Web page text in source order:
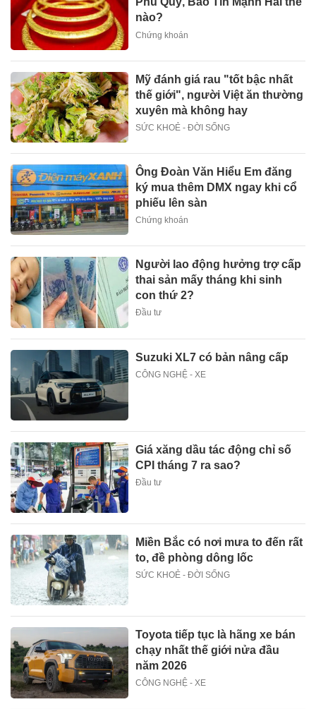
nào?
Chứng khoán
Mỹ đánh giá rau "tốt bậc nhất
thế giới", người Việt ăn thường
xuyên mà không hay
SỨC KHOẺ - ĐỜI SỐNG
Ông Đoàn Văn Hiểu Em đăng
ký mua thêm DMX ngay khi cổ
phiếu lên sàn
Chứng khoán
Người lao động hưởng trợ cấp
thai sản mấy tháng khi sinh
con thứ 2?
Đầu tư
Suzuki XL7 có bản nâng cấp
CÔNG NGHỆ - XE
Giá xăng dầu tác động chỉ số
CPI tháng 7 ra sao?
Đầu tư
Miền Bắc có nơi mưa to đến rất
to, đề phòng dông lốc
SỨC KHOẺ - ĐỜI SỐNG
Toyota tiếp tục là hãng xe bán
chạy nhất thế giới nửa đầu
năm 2026
CÔNG NGHỆ - XE